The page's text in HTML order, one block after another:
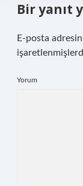
Bir yanıt
E-posta
Yorum